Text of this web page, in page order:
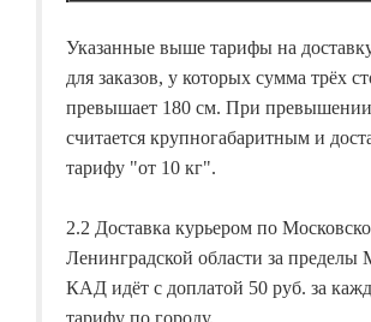
Указанные выше тарифы на
для заказов, у которых сумма трёх
превышает 180 см. При превышении
считается крупногабаритным и
тарифу "от 10 кг".
2.2 Доставка курьером по
Ленинградской области за
КАД идёт с доплатой 50 руб. за